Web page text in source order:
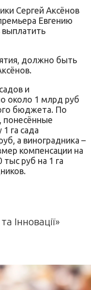
Сергей Аксёнов
Евгению
должно быть
и
около 1 млрд руб
бюджета. По
понесённые
га сада
а виноградника –
компенсации на
руб на 1 га
Інновації»